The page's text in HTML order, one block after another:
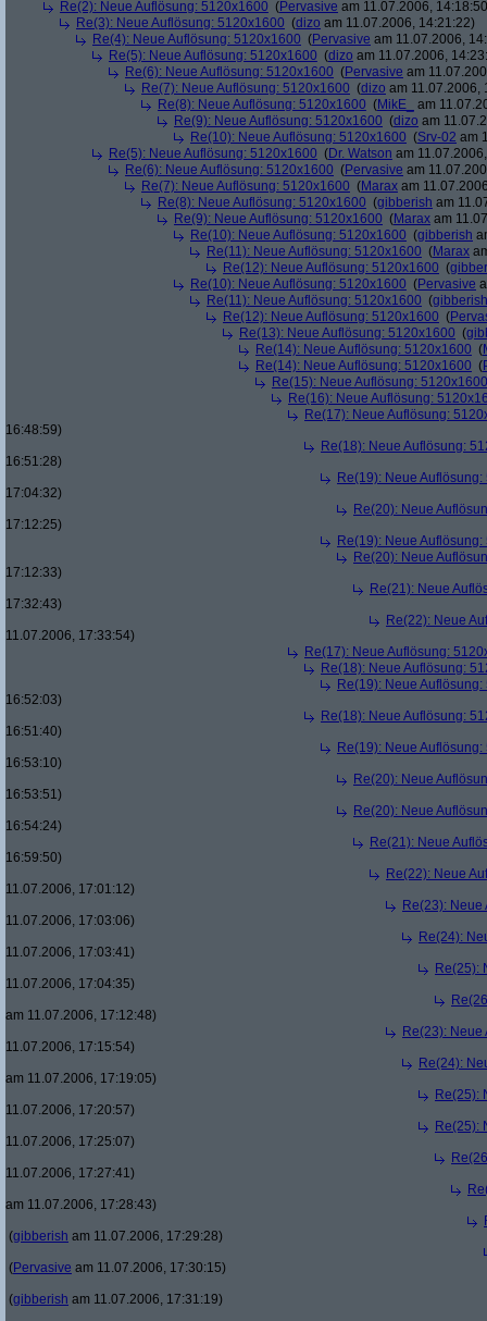
Re(2): Neue Auflösung: 5120x1600 (Pervasive am 11.07.2006,
Re(3): Neue Auflösung: 5120x1600 (dizo am 11.07.2006, 14:21:22)
Re(4): Neue Auflösung: 5120x1600 (Pervasive am 11.07.2006,
Re(5): Neue Auflösung: 5120x1600 (dizo am 11.07.2006,
Re(6): Neue Auflösung: 5120x1600 (Pervasive am
Re(7): Neue Auflösung: 5120x1600 (dizo am 11.07.2006,
Re(8): Neue Auflösung: 5120x1600 (MikE_
am
Re(9): Neue Auflösung: 5120x1600 (dizo am
Re(10): Neue Auflösung: 5120x1600 (Srv-02 am
Re(5): Neue Auflösung: 5120x1600 (Dr. Watson am
Re(6): Neue Auflösung: 5120x1600 (Pervasive am
Re(7): Neue Auflösung: 5120x1600 (Marax am
Re(8): Neue Auflösung: 5120x1600 (gibberish am
Re(9): Neue Auflösung: 5120x1600 (Marax am
Re(10): Neue Auflösung: 5120x1600 (gibberish
Re(11): Neue Auflösung: 5120x1600 (Marax
Re(12): Neue Auflösung: 5120x1600 (
Re(10): Neue Auflösung: 5120x1600 (Pervasive
Re(11): Neue Auflösung: 5120x1600 (gibberish
Re(12): Neue Auflösung: 5120x1600 (
Re(13): Neue Auflösung: 5120x1600 (
Re(14): Neue Auflösung: 5120x1600 (
Re(14): Neue Auflösung: 5120x1600 (
Re(15): Neue Auflösung: 5120x1600
Re(16): Neue Auflösung:
Re(17): Neue Auflösung:
16:48:59)
Re(18): Neue Auflösung:
16:51:28)
Re(19): Neue
17:04:32)
Re(20): Neue
17:12:25)
Re(19): Neue
Re(20): Neue
17:12:33)
Re(21): Neue
17:32:43)
Re(22): Neue
11.07.2006, 17:33:54)
Re(17): Neue Auflösung:
Re(18): Neue Auflösung:
Re(19): Neue
16:52:03)
Re(18): Neue Auflösung:
16:51:40)
Re(19): Neue
16:53:10)
Re(20): Neue
16:53:51)
Re(20): Neue
16:54:24)
Re(21): Neue
16:59:50)
Re(22): Neue
11.07.2006, 17:01:12)
Re(23):
11.07.2006, 17:03:06)
Re(24):
11.07.2006, 17:03:41)
Re(25):
11.07.2006, 17:04:35)
am 11.07.2006, 17:12:48)
Re(23):
11.07.2006, 17:15:54)
Re(24):
am 11.07.2006, 17:19:05)
Re(25):
11.07.2006, 17:20:57)
Re(25):
11.07.2006, 17:25:07)
11.07.2006, 17:27:41)
am 11.07.2006, 17:28:43)
(gibberish am 11.07.2006, 17:29:28)
(Pervasive am 11.07.2006, 17:30:15)
(gibberish am 11.07.2006, 17:31:19)